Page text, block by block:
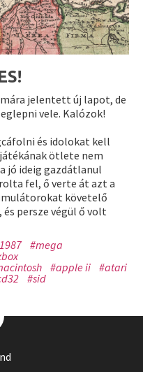
jelentett új lapot, de
vele. Kalózok!
és idolokat kell
ötlete nem
jó ideig gazdátlanul
fel, ő verte át azt a
követelő
persze végül ő volt
#mega
#apple ii #atari
#sid